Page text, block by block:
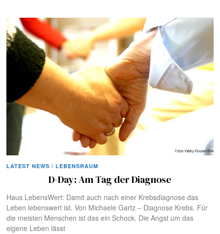
LATEST NEWS / LEBENSRAUM
D-Day: Am Tag der Diagnose
Haus LebensWert: Damit auch nach einer Krebsdiagnose das
Leben lebenswert ist. Von Michaele Gartz – Diagnose Krebs. Für
die meisten Menschen ist das ein Schock. Die Angst um das
eigene Leben lässt